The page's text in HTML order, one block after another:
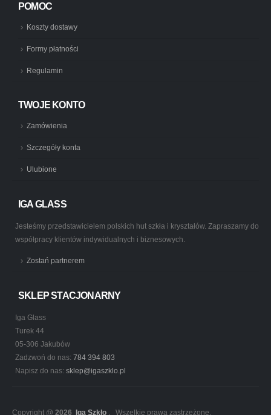
POMOC
Koszty dostawy
Formy płatności
Regulamin
TWOJE KONTO
Zamówienia
Szczegóły konta
Ulubione
IGA GLASS
Jesteśmy przedstawicielem polskich hut szkła i kryształów. Zapraszamy do
współpracy klientów indywidualnych i biznesowych.
Zostań partnerem
SKLEP STACJONARNY
Iga Glass
Turek 44
05-306 Jakubów
Zadzwoń do nas: 784 394 803
Napisz do nas: sklep@igaszklo.pl
Copyright @ 2026 Iga Szkło . Wszelkie prawa zastrzeżone.